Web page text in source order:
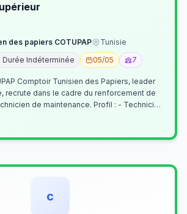
des papiers COTUPAP
Tunisie
Durée Indéterminée
05/05 7
Comptoir Tunisien des Papiers, leader
recrute dans le cadre du renforcement de
maintenance. Profil : - Technicien
c